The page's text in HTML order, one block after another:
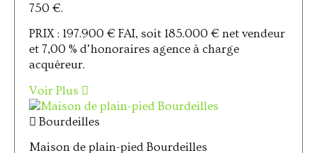
750 €.
PRIX : 197.900 € FAI, soit 185.000 € net vendeur
et 7,00 % d’honoraires agence à charge
acquéreur.
Voir Plus
Bourdeilles
Maison de plain-pied Bourdeilles